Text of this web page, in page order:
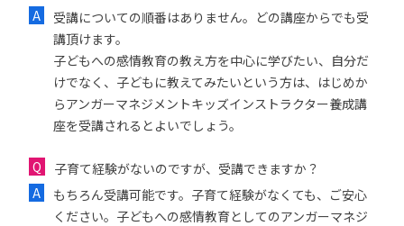
受講についての順番はありません。どの講座からでも受
講頂けます。
子どもへの感情教育の教え方を中心に学びたい、自分だ
けでなく、子どもに教えてみたいという方は、はじめか
らアンガーマネジメントキッズインストラクター養成講
座を受講されるとよいでしょう。
子育て経験がないのですが、受講できますか？
もちろん受講可能です。子育て経験がなくても、ご安心
ください。子どもへの感情教育としてのアンガーマネジ